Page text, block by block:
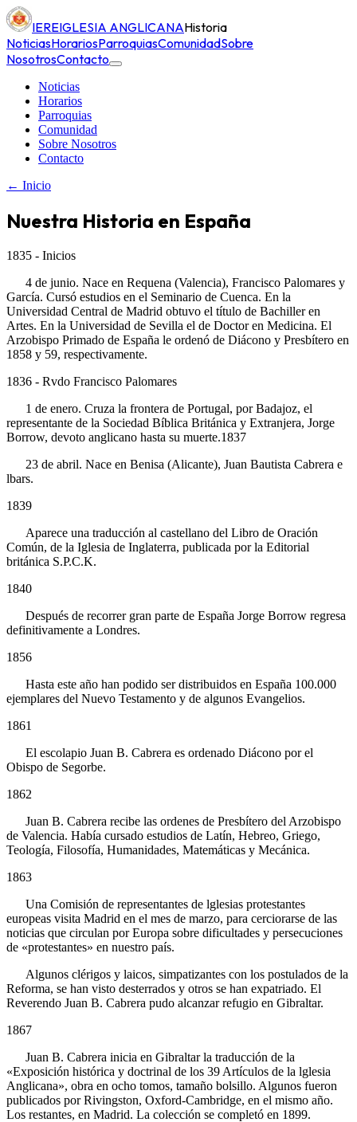
IEREIGLESIA ANGLICANAHistoria
NoticiasHorariosParroquiasComunidadSobre
NosotrosContacto
Noticias
Horarios
Parroquias
Comunidad
Sobre Nosotros
Contacto
← Inicio
Nuestra Historia en España
1835 - Inicios
4 de junio. Nace en Requena (Valencia), Francisco Palomares y
García. Cursó estudios en el Seminario de Cuenca. En la
Universidad Central de Madrid obtuvo el título de Bachiller en
Artes. En la Universidad de Sevilla el de Doctor en Medicina. El
Arzobispo Primado de España le ordenó de Diácono y Presbítero en
1858 y 59, respectivamente.
1836 - Rvdo Francisco Palomares
1 de enero. Cruza la frontera de Portugal, por Badajoz, el
representante de la Sociedad Bíblica Británica y Extranjera, Jorge
Borrow, devoto anglicano hasta su muerte.1837
23 de abril. Nace en Benisa (Alicante), Juan Bautista Cabrera e
lbars.
1839
Aparece una traducción al castellano del Libro de Oración
Común, de la Iglesia de Inglaterra, publicada por la Editorial
británica S.P.C.K.
1840
Después de recorrer gran parte de España Jorge Borrow regresa
definitivamente a Londres.
1856
Hasta este año han podido ser distribuidos en España 100.000
ejemplares del Nuevo Testamento y de algunos Evangelios.
1861
El escolapio Juan B. Cabrera es ordenado Diácono por el
Obispo de Segorbe.
1862
Juan B. Cabrera recibe las ordenes de Presbítero del Arzobispo
de Valencia. Había cursado estudios de Latín, Hebreo, Griego,
Teología, Filosofía, Humanidades, Matemáticas y Mecánica.
1863
Una Comisión de representantes de lglesias protestantes
europeas visita Madrid en el mes de marzo, para cerciorarse de las
noticias que circulan por Europa sobre dificultades y persecuciones
de «protestantes» en nuestro país.
Algunos clérigos y laicos, simpatizantes con los postulados de la
Reforma, se han visto desterrados y otros se han expatriado. El
Reverendo Juan B. Cabrera pudo alcanzar refugio en Gibraltar.
1867
Juan B. Cabrera inicia en Gibraltar la traducción de la
«Exposición histórica y doctrinal de los 39 Artículos de la lglesia
Anglicana», obra en ocho tomos, tamaño bolsillo. Algunos fueron
publicados por Rivingston, Oxford-Cambridge, en el mismo año.
Los restantes, en Madrid. La colección se completó en 1899.